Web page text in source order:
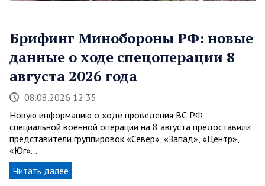
Брифинг Минобороны РФ: новые
данные о ходе спецоперации 8
августа 2026 года
08.08.2026 12:35
Новую информацию о ходе проведения ВС РФ
специальной военной операции на 8 августа предоставили
представители группировок «Север», «Запад», «Центр»,
«Юг»…
Читать далее